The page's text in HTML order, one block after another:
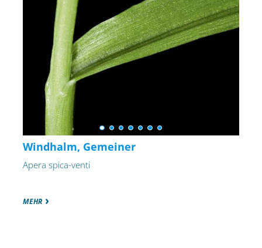
Windhalm, Gemeiner
Apera spica-venti
MEHR